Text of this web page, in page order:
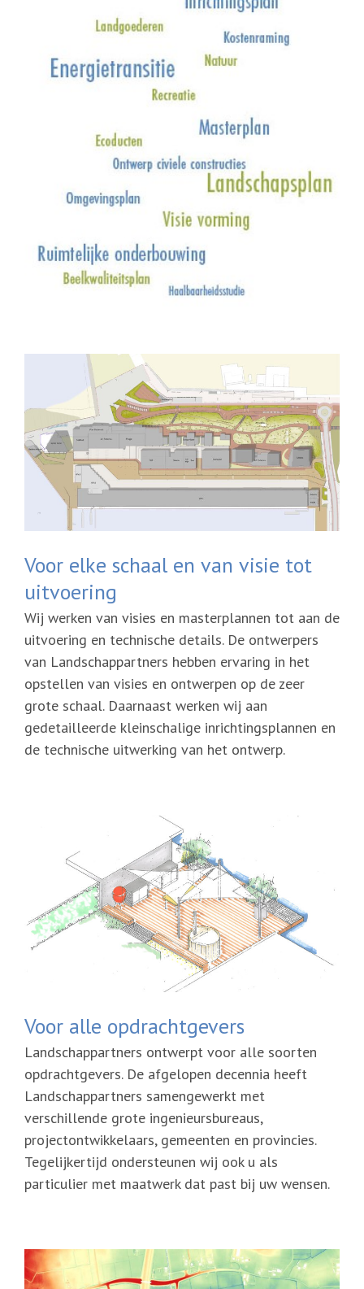
Voor elke schaal en van visie tot
uitvoering
Wij werken van visies en masterplannen tot aan de
uitvoering en technische details. De ontwerpers
van Landschappartners hebben ervaring in het
opstellen van visies en ontwerpen op de zeer
grote schaal. Daarnaast werken wij aan
gedetailleerde kleinschalige inrichtingsplannen en
de technische uitwerking van het ontwerp.
Voor alle opdrachtgevers
Landschappartners ontwerpt voor alle soorten
opdrachtgevers. De afgelopen decennia heeft
Landschappartners samengewerkt met
verschillende grote ingenieursbureaus,
projectontwikkelaars, gemeenten en provincies.
Tegelijkertijd ondersteunen wij ook u als
particulier met maatwerk dat past bij uw wensen.